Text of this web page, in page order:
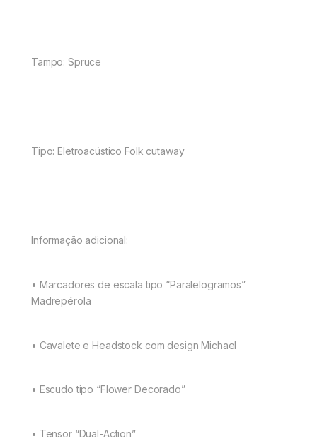
Tampo: Spruce
Tipo: Eletroacústico Folk cutaway
Informação adicional:
• Marcadores de escala tipo “Paralelogramos”
Madrepérola
• Cavalete e Headstock com design Michael
• Escudo tipo “Flower Decorado”
• Tensor “Dual-Action”